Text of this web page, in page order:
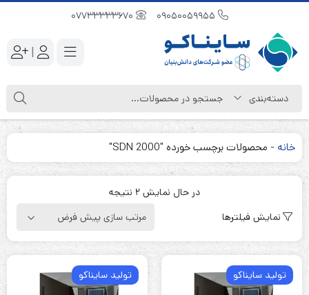
|
خانه - محصولات برچسب خورده "SDN 2000"
در حال نمایش 2 نتیجه
نمایش فیلترها
تولید سایناکو تولید سایناکو